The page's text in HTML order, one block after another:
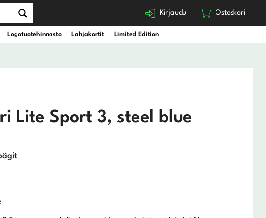
Kirjaudu Ostoskori
Logotuotehinnasto Lahjakortit Limited Edition
Lite Sport 3, steel blue